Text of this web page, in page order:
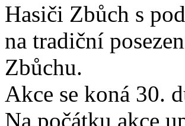
Hasiči Zbůch s
na tradiční
Zbůchu.
Akce se koná 30.
Na počátku akce